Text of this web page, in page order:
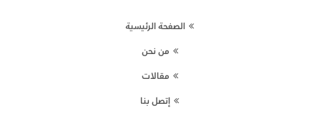
الصفحة الرئيسية
من نحن
مقالات
إتصل بنا